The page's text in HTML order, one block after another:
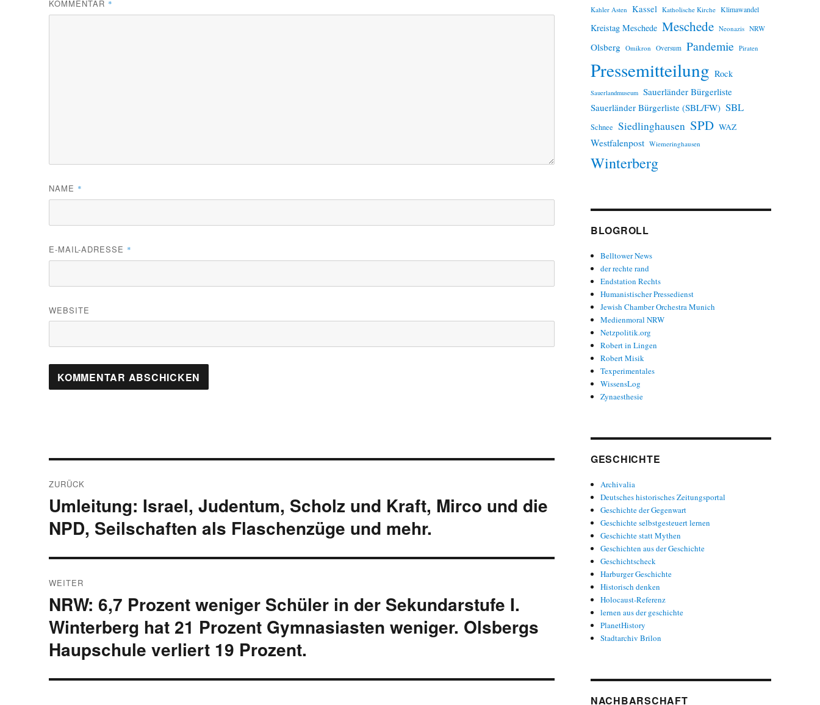
KOMMENTAR *
NAME *
E-MAIL-ADRESSE *
WEBSITE
ZURÜCK
Vorheriger
Beitrag:
Umleitung: Israel, Judentum, Scholz und Kraft, Mirco und die
NPD, Seilschaften als Flaschenzüge und mehr.
WEITER
Nächster
Beitrag:
NRW: 6,7 Prozent weniger Schüler in der Sekundarstufe I.
Winterberg hat 21 Prozent Gymnasiasten weniger. Olsbergs
Haupschule verliert 19 Prozent.
Kahler Asten Kassel Katholische Kirche Klimawandel
Kreistag Meschede Meschede Neonazis NRW
Olsberg Omikron Oversum Pandemie Piraten
Pressemitteilung Rock
Sauerlandmuseum Sauerländer Bürgerliste
Sauerländer Bürgerliste (SBL/FW) SBL
Schnee Siedlinghausen SPD WAZ
Westfalenpost Wiemeringhausen
Winterberg
BLOGROLL
Belltower News
der rechte rand
Endstation Rechts
Humanistischer Pressedienst
Jewish Chamber Orchestra Munich
Medienmoral NRW
Netzpolitik.org
Robert in Lingen
Robert Misik
Texperimentales
WissensLog
Zynaesthesie
GESCHICHTE
Archivalia
Deutsches historisches Zeitungsportal
Geschichte der Gegenwart
Geschichte selbstgesteuert lernen
Geschichte statt Mythen
Geschichten aus der Geschichte
Geschichtscheck
Harburger Geschichte
Historisch denken
Holocaust-Referenz
lernen aus der geschichte
PlanetHistory
Stadtarchiv Brilon
NACHBARSCHAFT